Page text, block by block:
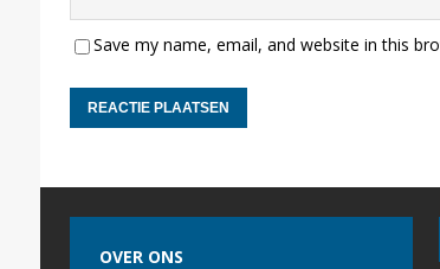
Save my name, email, and website in this
OVER ONS